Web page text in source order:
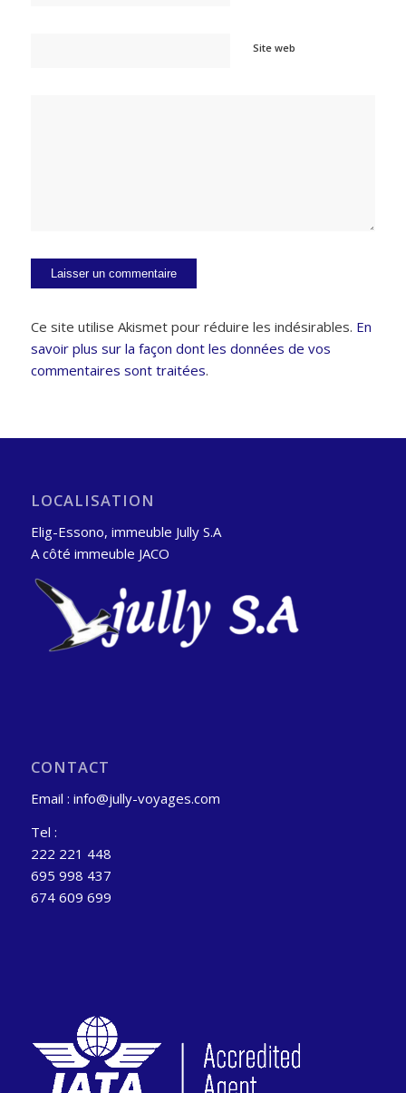
Site web
Ce site utilise Akismet pour réduire les indésirables. En
savoir plus sur la façon dont les données de vos
commentaires sont traitées.
LOCALISATION
Elig-Essono, immeuble Jully S.A
A côté immeuble JACO
CONTACT
Email : info@jully-voyages.com
Tel :
222 221 448
695 998 437
674 609 699